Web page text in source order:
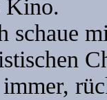
Kino.
schaue